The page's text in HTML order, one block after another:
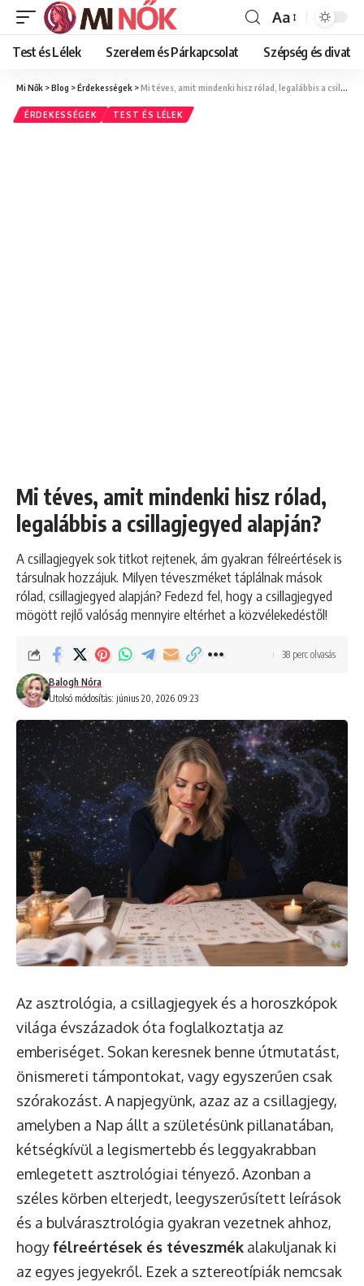
Font
Resizer
Aa
Test és Lélek Szerelem és Párkapcsolat Szépség és divat
Mi Nők >Blog >Érdekességek >Mi téves, amit mindenki hisz rólad, legalábbis a csillagjegyed alapján?
ÉRDEKESSÉGEK TEST ÉS LÉLEK
Mi téves, amit mindenki hisz rólad,
legalábbis a csillagjegyed alapján?
A csillagjegyek sok titkot rejtenek, ám gyakran félreértések is
társulnak hozzájuk. Milyen téveszméket táplálnak mások
rólad, csillagjegyed alapján? Fedezd fel, hogy a csillagjegyed
mögött rejlő valóság mennyire eltérhet a közvélekedéstől!
Utolsó módosítás: június 20, 2026 09:23
Balogh Nóra
38 perc olvasás
Az asztrológia, a csillagjegyek és a horoszkópok
világa évszázadok óta foglalkoztatja az
emberiséget. Sokan keresnek benne útmutatást,
önismereti támpontokat, vagy egyszerűen csak
szórakozást. A napjegyünk, azaz az a csillagjegy,
amelyben a Nap állt a születésünk pillanatában,
kétségkívül a legismertebb és leggyakrabban
emlegetett asztrológiai tényező. Azonban a
széles körben elterjedt, leegyszerűsített leírások
és a bulvárasztrológia gyakran vezetnek ahhoz,
hogyfélreértések és téveszmék alakuljanak ki
az egyes jegyekről. Ezek a sztereotípiák nemcsak